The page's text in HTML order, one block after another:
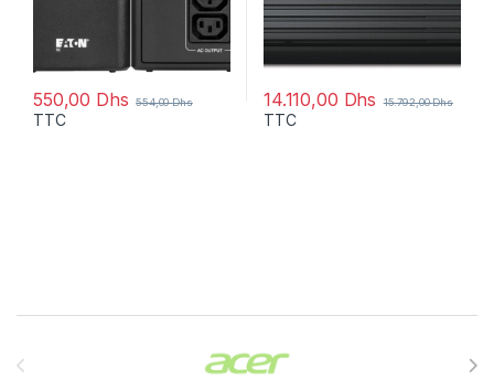
550,00 Dhs 554,00Dhs
TTC
14.110,00 Dhs 15.792,00Dhs
TTC